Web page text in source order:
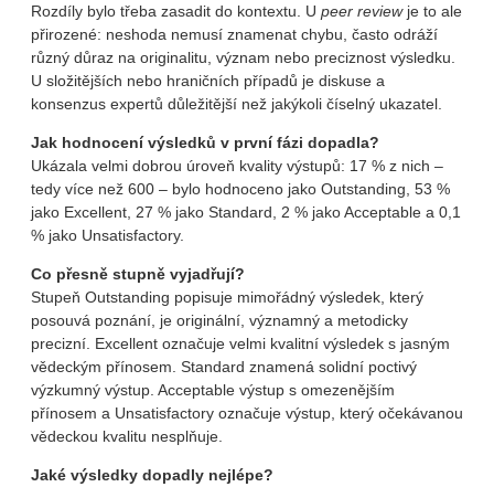
Rozdíly bylo třeba zasadit do kontextu. U peer reviewje to ale
přirozené: neshoda nemusí znamenat chybu, často odráží
různý důraz na originalitu, význam nebo preciznost výsledku.
U složitějších nebo hraničních případů je diskuse a
konsenzus expertů důležitější než jakýkoli číselný ukazatel.
Jak hodnocení výsledků v první fázi dopadla?
Ukázala velmi dobrou úroveň kvality výstupů: 17 % z nich –
tedy více než 600 – bylo hodnoceno jako Outstanding, 53 %
jako Excellent, 27 % jako Standard, 2 % jako Acceptable a 0,1
% jako Unsatisfactory.
Co přesně stupně vyjadřují?
Stupeň Outstanding popisuje mimořádný výsledek, který
posouvá poznání, je originální, významný a metodicky
precizní. Excellent označuje velmi kvalitní výsledek s jasným
vědeckým přínosem. Standard znamená solidní poctivý
výzkumný výstup. Acceptable výstup s omezenějším
přínosem a Unsatisfactory označuje výstup, který očekávanou
vědeckou kvalitu nesplňuje.
Jaké výsledky dopadly nejlépe?